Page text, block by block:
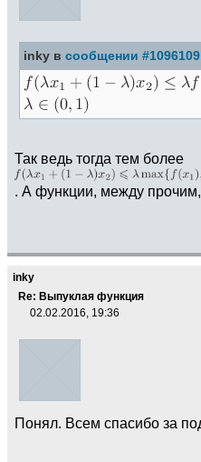
inky в сообщении #1096109
Так ведь тогда тем более
. А функции, между
inky
Re: Выпуклая функция
02.02.2016, 19:36
Понял. Всем спасибо за